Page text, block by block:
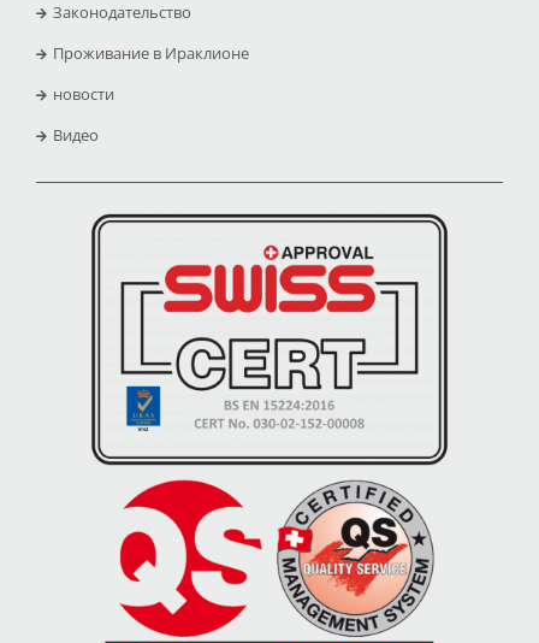
Законодательство
Проживание в Ираклионе
новости
Видео